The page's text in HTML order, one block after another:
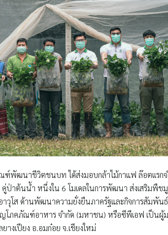
ฑ์พัฒนาชีวิตชนบท ได้ส่งมอบกล้าไม้กาแฟ ล๊อตเเร
คู่ป่าต้นน้ำ หนึ่งใน 6 โมเดลในการพัฒนา ส่งเสริมพื
าวุโส ด้านพัฒนาความยั่งยืนภาครัฐและกิจการสัมพัน
โภคภัณฑ์อาหาร จำกัด (มหาชน) หรือซีพีเอฟ เป็นผู้ม
งเปียง อ.อมก๋อย จ.เชียงใหม่